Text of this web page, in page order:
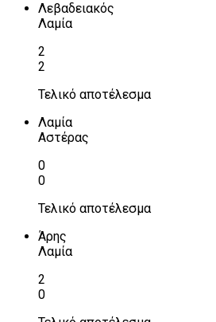
Λεβαδειακός
Λαμία
2
2
Τελικό αποτέλεσμα
Λαμία
Αστέρας
0
0
Τελικό αποτέλεσμα
Άρης
Λαμία
2
0